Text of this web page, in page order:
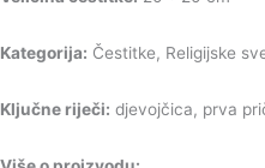
Kategorija: Čestitke, Religijske
Ključne riječi: djevojčica, prva